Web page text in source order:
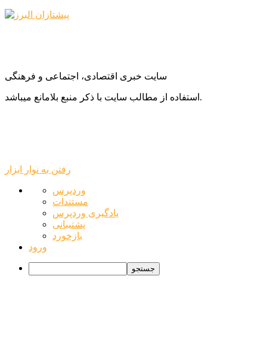
سایت خبری اقتصادی، اجتماعی و فرهنگی
استفاده از مطالب سایت با ذکر منبع بلامانع میباشد.
رفتن به نوار ابزار
درباره
وردپرس
وردپرس
مستندات
یادگیری وردپرس
پشتیبانی
بازخورد
ورود
جستجو